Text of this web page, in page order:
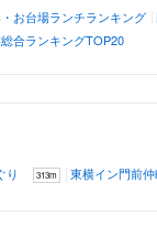
お台場ランチランキング
合ランキングTOP20
り 313m 東横イン門前